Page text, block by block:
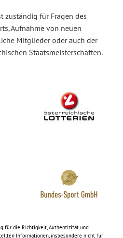
zuständig für Fragen des
Aufnahme von neuen
Mitglieder oder auch der
Staatsmeisterschaften.
für die Richtigkeit, Authentizität und
Informationen, insbesondere nicht für